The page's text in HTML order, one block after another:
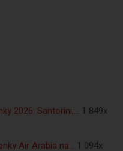
2026: Santorini,… 1 849x
Air Arabia na… 1 094x